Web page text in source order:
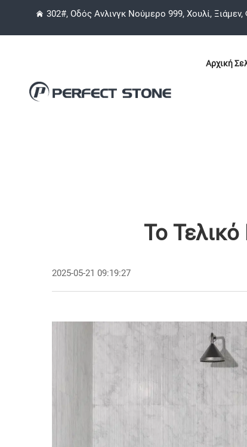
302#, Οδός Ανλινγκ Νούμερο 999, Χουλί, Ξιάμεν,
Αρχική
Το Τελικό
2025-05-21 09:19:27